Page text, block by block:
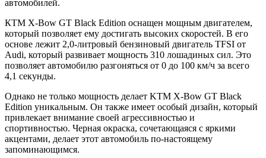
автомобилей.
КTM X-Bow GT Black Edition оснащен мощным двигателем,
который позволяет ему достигать высоких скоростей. В его
основе лежит 2,0-литровый бензиновый двигатель TFSI от
Audi, который развивает мощность 310 лошадиных сил. Это
позволяет автомобилю разгоняться от 0 до 100 км/ч за всего
4,1 секунды.
Однако не только мощность делает KTM X-Bow GT Black
Edition уникальным. Он также имеет особый дизайн, который
привлекает внимание своей агрессивностью и
спортивностью. Черная окраска, сочетающаяся с яркими
акцентами, делает этот автомобиль по-настоящему
запоминающимся.